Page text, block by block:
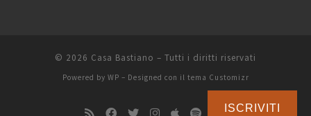
© 2026 Casa Bastiano – Tutti i diritti riservati
Powered by WP – Designed con il tema Customizr
ISCRIVITI